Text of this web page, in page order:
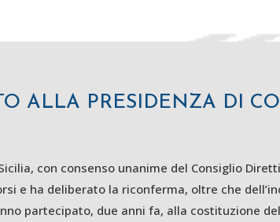
ALLA PRESIDENZA DI
con consenso unanime del Consiglio
e ha deliberato la riconferma, oltre che
partecipato, due anni fa, alla costituzione